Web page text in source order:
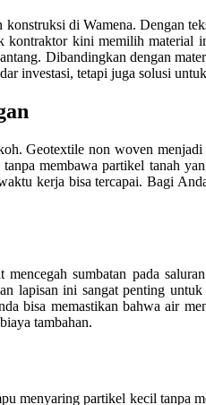
di Wamena. Dengan
kini memilih material
Dibandingkan dengan
investasi, tetapi juga solusi
Geotextile non woven
membawa partikel tanah
kerja bisa tercapai. Bagi
sumbatan pada
lapisan ini sangat penting
bisa memastikan bahwa air
tambahan.
menyaring partikel kecil tanpa